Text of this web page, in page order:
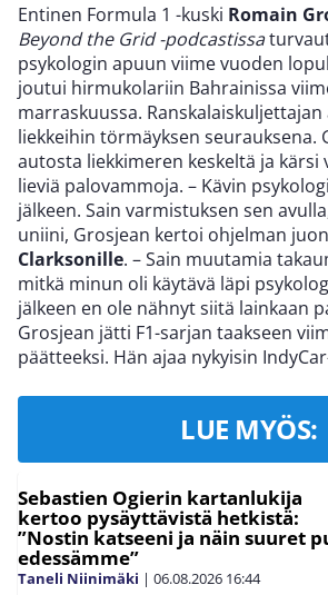
Entinen Formula 1 -kuski Romain
Beyond the Grid -podcastissa
psykologin apuun viime vuoden
joutui hirmukolariin Bahrainissa
marraskuussa.
liekkeihin törmäyksen seurauksena.
autosta liekkimeren keskeltä ja kärsi
lieviä palovammoja. – Kävin
jälkeen. Sain varmistuksen sen
uniini, Grosjean kertoi ohjelman
Clarksonille. – Sain muutamia
mitkä minun oli käytävä läpi
jälkeen en ole nähnyt siitä lainkaan
Grosjean jätti F1-sarjan taakseen
päätteeksi. Hän ajaa nykyisin
LUE MYÖS:
Sebastien Ogierin kartanlukija
kertoo pysäyttävistä hetkistä:
”Nostin katseeni ja näin suuret
edessämme”
Taneli Niinimäki | 06.08.2026 16:44